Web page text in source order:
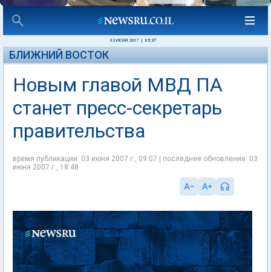
03 ИЮНЯ 2007 05:37
БЛИЖНИЙ ВОСТОК
Новым главой МВД ПА
станет пресс-секретарь
правительства
время публикации: 03 июня 2007 г., 09:07 | последнее обновление: 03
июня 2007 г., 18:48